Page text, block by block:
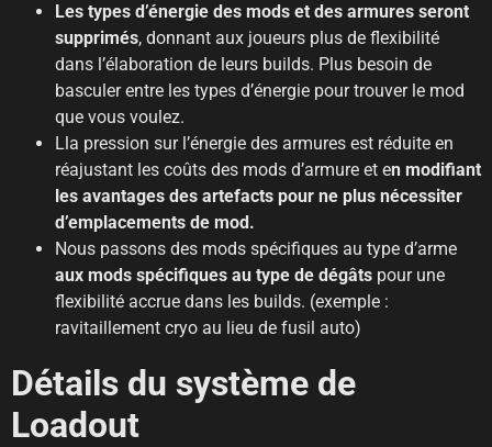
Les types d’énergie des mods et des armures seront
supprimés, donnant aux joueurs plus de flexibilité
dans l’élaboration de leurs builds. Plus besoin de
basculer entre les types d’énergie pour trouver le mod
que vous voulez.
Lla pression sur l’énergie des armures est réduite en
réajustant les coûts des mods d’armure et en modifiant
les avantages des artefacts pour ne plus nécessiter
d’emplacements de mod.
Nous passons des mods spécifiques au type d’arme
aux mods spécifiques au type de dégâts pour une
flexibilité accrue dans les builds. (exemple :
ravitaillement cryo au lieu de fusil auto)
Détails du système de
Loadout